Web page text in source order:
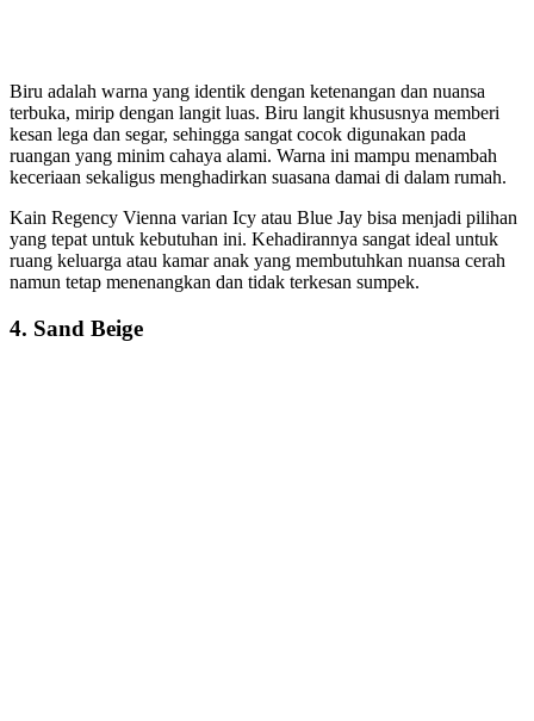
Biru adalah warna yang identik dengan ketenangan dan nuansa
terbuka, mirip dengan langit luas. Biru langit khususnya memberi
kesan lega dan segar, sehingga sangat cocok digunakan pada
ruangan yang minim cahaya alami. Warna ini mampu menambah
keceriaan sekaligus menghadirkan suasana damai di dalam rumah.
Kain Regency Vienna varian Icy atau Blue Jay bisa menjadi pilihan
yang tepat untuk kebutuhan ini. Kehadirannya sangat ideal untuk
ruang keluarga atau kamar anak yang membutuhkan nuansa cerah
namun tetap menenangkan dan tidak terkesan sumpek.
4. Sand Beige